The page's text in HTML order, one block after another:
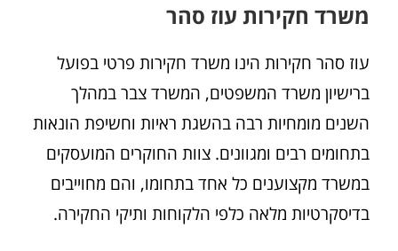
משרד חקירות עוז סהר
עוז סהר חקירות הינו משרד חקירות פרטי בפועל
ברישיון משרד המשפטים, המשרד צבר במהלך
השנים מומחיות רבה בהשגת ראיות וחשיפת הונאות
בתחומים רבים ומגוונים. צוות החוקרים המועסקים
במשרד מקצוענים כל אחד בתחומו, והם מחוייבים
בדיסקרטיות מלאה כלפי הלקוחות ותיקי החקירה.